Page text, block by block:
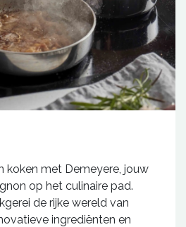
koken met Demeyere, jouw
op het culinaire pad.
de rijke wereld van
ingrediënten en